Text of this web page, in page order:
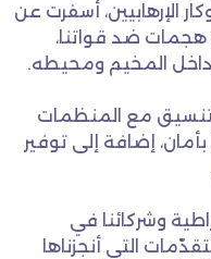
الإرهابيين، أسفرت عن
ضد قواتنا،
داخل المخيم ومحيطه.
مع المنظمات
إضافة إلى توفير
وشركائنا في
التي أنجزناها